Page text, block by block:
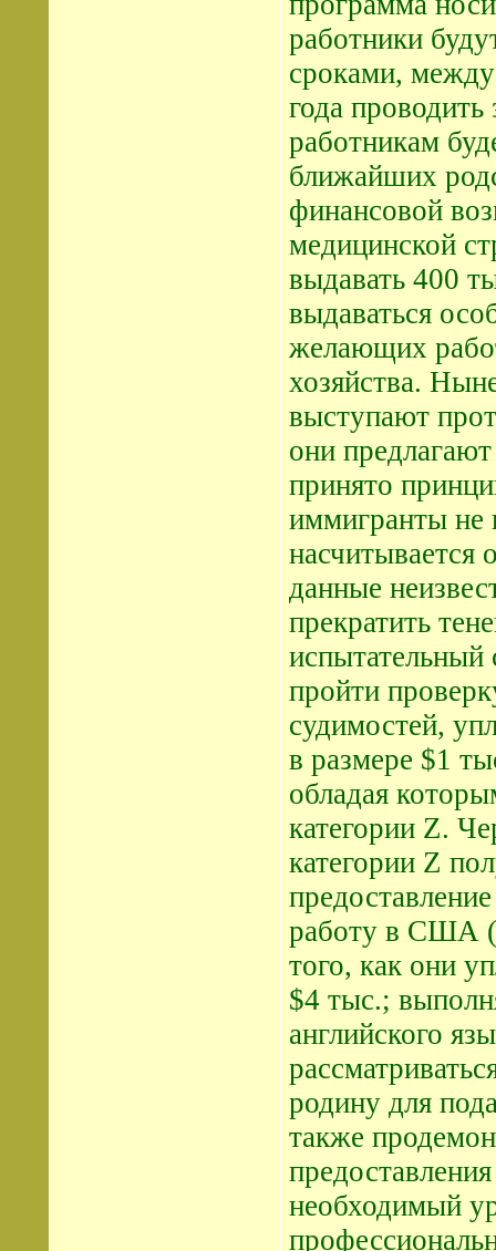
работники
сроками,
года
работникам
ближайших
финансовой
медицинской
выдавать 400
выдаваться
желающих
хозяйства.
выступают
они
принято
иммигранты
насчитывается
данные
прекратить
пройти
судимостей,
в размере $1
обладая
категории Z.
категории Z
работу в США
того, как они
$4 тыс.;
английского
родину для
также
необходимый